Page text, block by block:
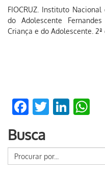
FIOCRUZ. Instituto
do Adolescente
Criança e do Adolescente. 2ª
Facebook
Twitter
Busca